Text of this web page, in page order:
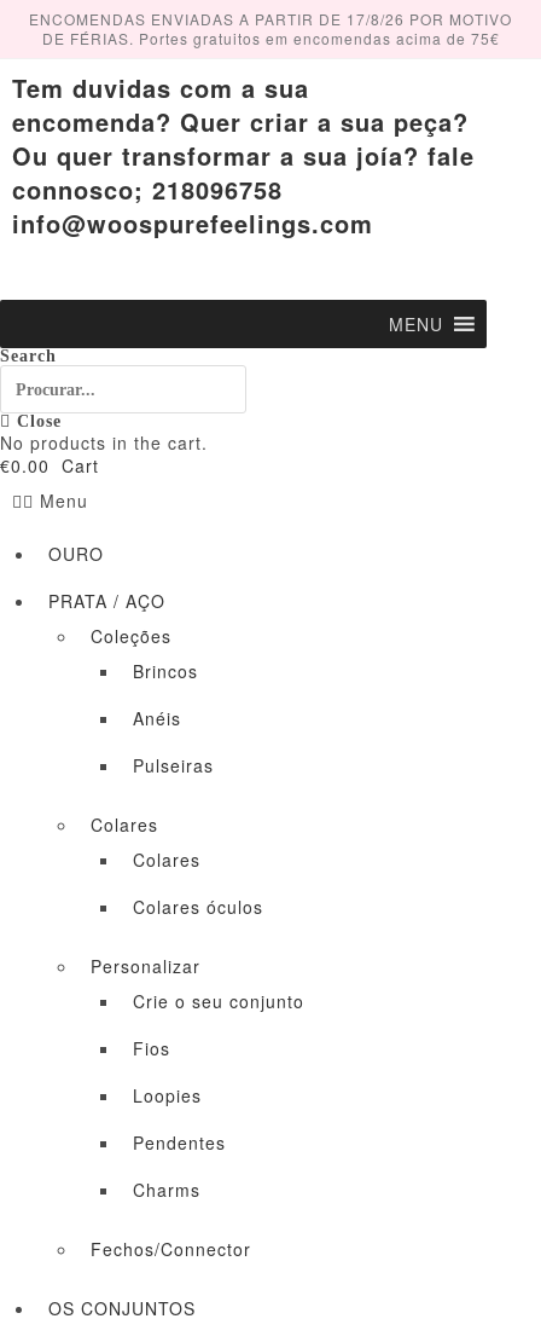
SkipENCOMENDAS ENVIADAS A PARTIR DE 17/8/26 POR MOTIVO
DE FÉRIAS. Portes gratuitos em encomendas acima de 75€
Tem duvidas com a sua
encomenda? Quer criar a sua peça?
Ou quer transformar a sua joía? fale
connosco; 218096758
info@woospurefeelings.com
MENU
Search
Close
No products in the cart.
€0.00 Cart
Menu
OURO
PRATA / AÇO
Coleções
Brincos
Anéis
Pulseiras
Colares
Colares
Colares óculos
Personalizar
Crie o seu conjunto
Fios
Loopies
Pendentes
Charms
Fechos/Connector
OS CONJUNTOS